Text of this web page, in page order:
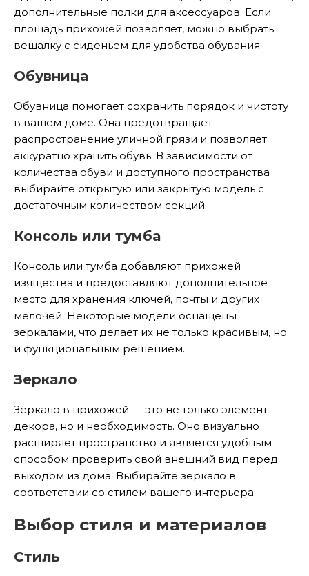
дополнительные полки для аксессуаров. Если
площадь прихожей позволяет, можно выбрать
вешалку с сиденьем для удобства обувания.
Обувница
Обувница помогает сохранить порядок и чистоту
в вашем доме. Она предотвращает
распространение уличной грязи и позволяет
аккуратно хранить обувь. В зависимости от
количества обуви и доступного пространства
выбирайте открытую или закрытую модель с
достаточным количеством секций.
Консоль или тумба
Консоль или тумба добавляют прихожей
изящества и предоставляют дополнительное
место для хранения ключей, почты и других
мелочей. Некоторые модели оснащены
зеркалами, что делает их не только красивым, но
и функциональным решением.
Зеркало
Зеркало в прихожей — это не только элемент
декора, но и необходимость. Оно визуально
расширяет пространство и является удобным
способом проверить свой внешний вид перед
выходом из дома. Выбирайте зеркало в
соответствии со стилем вашего интерьера.
Выбор стиля и материалов
Стиль